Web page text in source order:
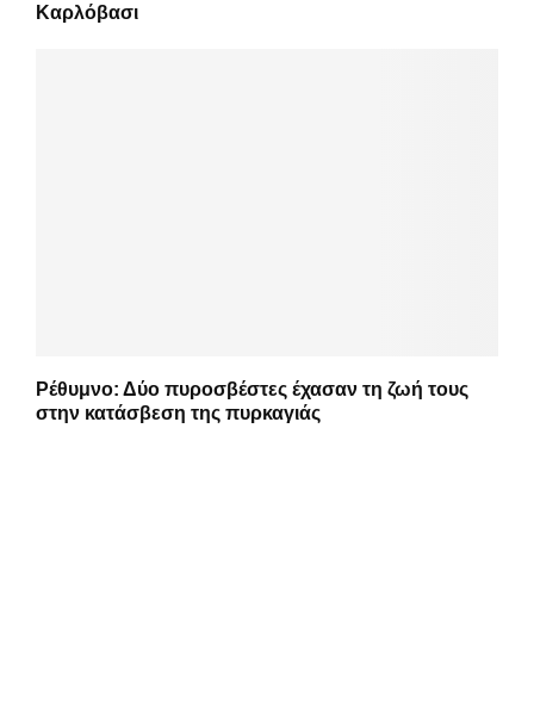
Καρλόβασι
Ρέθυμνο: Δύο πυροσβέστες έχασαν τη ζωή τους
στην κατάσβεση της πυρκαγιάς